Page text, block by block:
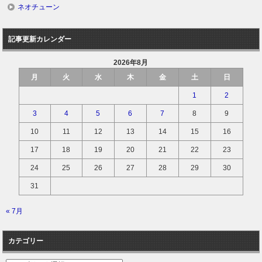
ネオチューン
記事更新カレンダー
2026年8月
月
火 水 木 金 土 日
1 2
3 4 5 6 7 8 9
10 11 12 13 14 15 16
17 18 19 20 21 22 23
24 25 26 27 28 29 30
31
« 7月
カテゴリー